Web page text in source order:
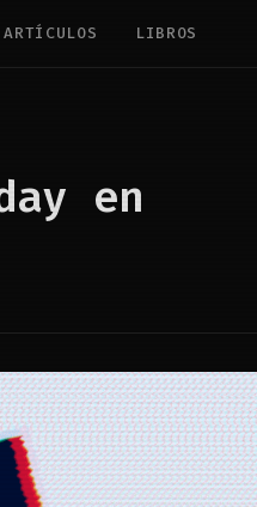
ARTÍCULOS LIBROS
en